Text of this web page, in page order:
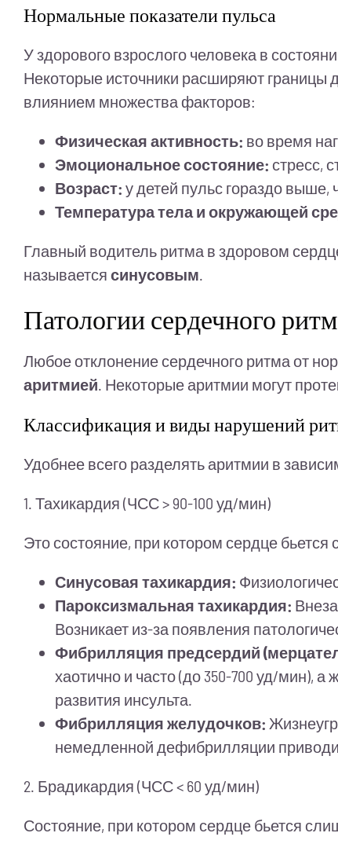
Нормальные показатели пульса
У здорового взрослого человека в
Некоторые источники расширяют границы
влиянием множества факторов:
Физическая активность: во время
Эмоциональное состояние: стресс,
Возраст: у детей пульс гораздо
Температура тела и окружающей
Главный водитель ритма в здоровом
называется синусовым.
Патологии сердечного
Любое отклонение сердечного ритма от
аритмией. Некоторые аритмии могут
Классификация и виды нарушений
Удобнее всего разделять аритмии в
1. Тахикардия (ЧСС > 90-100 уд/мин)
Это состояние, при котором сердце бьется
Синусовая тахикардия:
Пароксизмальная тахикардия:
Возникает из-за появления
Фибрилляция предсердий
хаотично и часто (до 350-700 уд/мин),
развития инсульта.
Фибрилляция желудочков:
немедленной дефибрилляции
2. Брадикардия (ЧСС < 60 уд/мин)
Состояние, при котором сердце бьется